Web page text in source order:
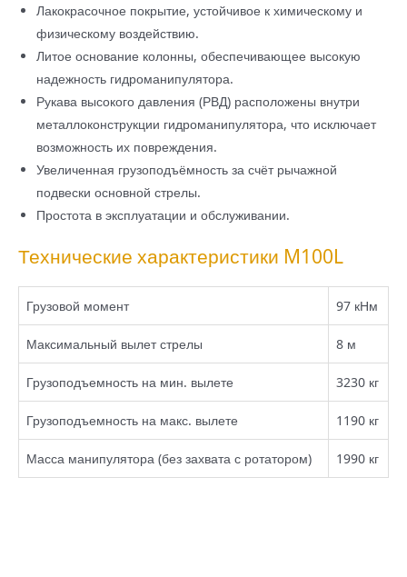
Лакокрасочное покрытие, устойчивое к химическому и
физическому воздействию.
Литое основание колонны, обеспечивающее высокую
надежность гидроманипулятора.
Рукава высокого давления (РВД) расположены внутри
металлоконструкции гидроманипулятора, что исключает
возможность их повреждения.
Увеличенная грузоподъёмность за счёт рычажной
подвески основной стрелы.
Простота в эксплуатации и обслуживании.
Технические характеристики M100L
Грузовой момент 97 кНм
Максимальный вылет стрелы 8 м
Грузоподъемность на мин. вылете 3230 кг
Грузоподъемность на макс. вылете 1190 кг
Масса манипулятора (без захвата с ротатором) 1990 кг